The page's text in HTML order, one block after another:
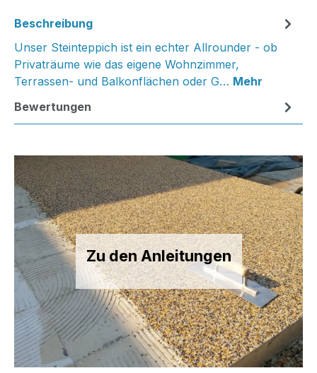
Beschreibung
Unser Steinteppich ist ein echter Allrounder - ob
Privaträume wie das eigene Wohnzimmer,
Terrassen- und Balkonflächen oder G… Mehr
Bewertungen
Zu den Anleitungen